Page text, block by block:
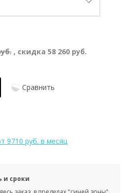
, скидка 58 260 руб.
Сравнить
9710 руб. в месяц
и сроки